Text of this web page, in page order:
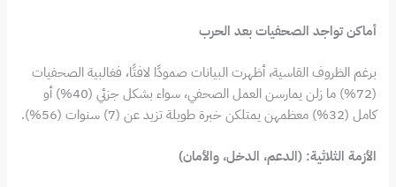
أماكن تواجد الصحفيات بعد الحرب
برغم الظروف القاسية، أظهرت البيانات صمودًا لافتًا، فغالبية الصحفيات
(72%) ما زلن يمارسن العمل الصحفي، سواء بشكل جزئي (40%) أو
كامل (32%) معظمهن يمتلكن خبرة طويلة تزيد عن (7) سنوات (56%).
الأزمة الثلاثية: (الدعم، الدخل، والأمان)